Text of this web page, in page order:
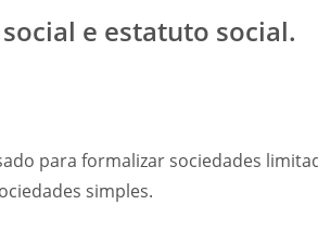
e estatuto social.
para formalizar sociedades
simples.